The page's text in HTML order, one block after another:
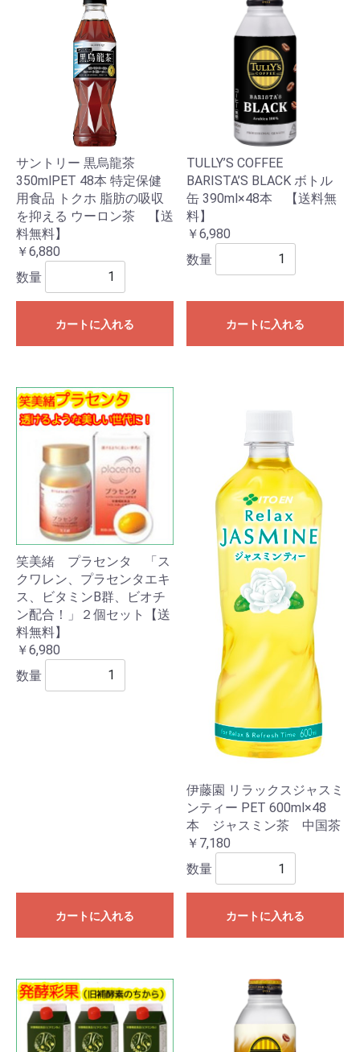
サントリー 黒烏龍茶
350mlPET 48本 特定保健
用食品 トクホ 脂肪の吸収
を抑える ウーロン茶 【送
料無料】
￥6,880
数量
カートに入れる
TULLY’S COFFEE
BARISTA’S BLACK ボトル
缶 390ml×48本 【送料無
料】
￥6,980
数量
カートに入れる
笑美緒 プラセンタ 「ス
クワレン、プラセンタエキ
ス、ビタミンB群、ビオチ
ン配合！」２個セット【送
料無料】
￥6,980
数量
カートに入れる
伊藤園 リラックスジャスミ
ンティー PET 600ml×48
本 ジャスミン茶 中国茶
￥7,180
数量
カートに入れる